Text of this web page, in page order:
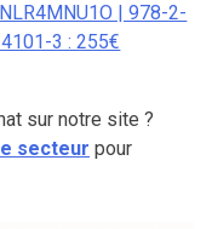
| 978-2-
3 : 255€
sur notre site ?
secteur pour